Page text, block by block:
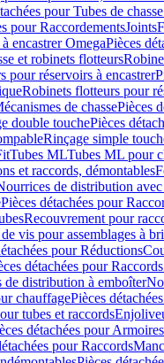
pour Tubes de
pour RaccordementsJoints
encastrer OmegaPièces
et robinets flotteurs
pour réservoirs à encastrer
Robinets flotteurs pour
de chassePièces
double touchePièces
Rinçage simple
Tubes MLTubes ML pour
et raccords, démontables
de distribution
Pièces détachées pour
Recouvrement pour
vis pour assemblages à
pour Réductions
détachées pour
de distribution à emboîter
chauffagePièces
tubes et raccords
détachées pour
pour Raccords